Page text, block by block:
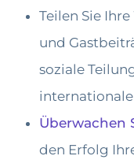
Teilen Sie
und
soziale
Überwachen
den Erfolg